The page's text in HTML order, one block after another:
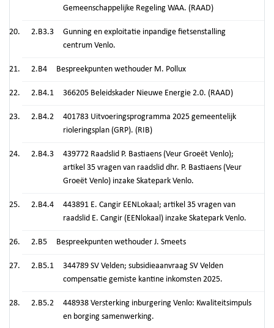
Gemeenschappelijke Regeling WAA. (RAAD)
2.B3.3
Gunning en exploitatie inpandige fietsenstalling
centrum Venlo.
2.B4 Bespreekpunten wethouder M. Pollux
2.B4.1 366205 Beleidskader Nieuwe Energie 2.0. (RAAD)
2.B4.2
401783 Uitvoeringsprogramma 2025 gemeentelijk
rioleringsplan (GRP). (RIB)
2.B4.3
439772 Raadslid P. Bastiaens (Veur Groeët Venlo);
artikel 35 vragen van raadslid dhr. P. Bastiaens (Veur
Groeët Venlo) inzake Skatepark Venlo.
2.B4.4
443891 E. Cangir EENLokaal; artikel 35 vragen van
raadslid E. Cangir (EENlokaal) inzake Skatepark Venlo.
2.B5 Bespreekpunten wethouder J. Smeets
2.B5.1
344789 SV Velden; subsidieaanvraag SV Velden
compensatie gemiste kantine inkomsten 2025.
2.B5.2
448938 Versterking inburgering Venlo: Kwaliteitsimpuls
en borging samenwerking.